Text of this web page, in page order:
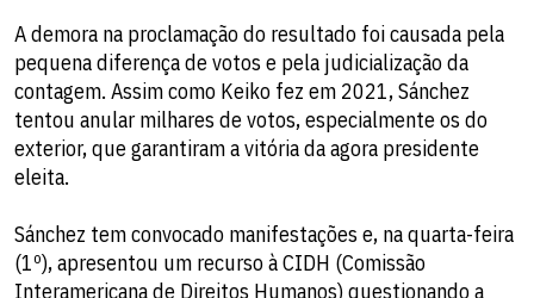
A demora na proclamação do resultado foi causada pela
pequena diferença de votos e pela judicialização da
contagem. Assim como Keiko fez em 2021, Sánchez
tentou anular milhares de votos, especialmente os do
exterior, que garantiram a vitória da agora presidente
eleita.
Sánchez tem convocado manifestações e, na quarta-feira
(1º), apresentou um recurso à CIDH (Comissão
Interamericana de Direitos Humanos) questionando a